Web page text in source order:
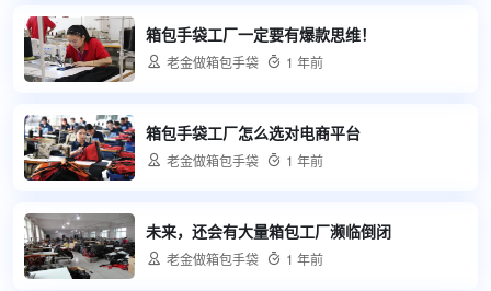
箱包手袋工厂一定要有爆款思维！
 老金做箱包手袋  1 年前
箱包手袋工厂怎么选对电商平台
 老金做箱包手袋  1 年前
未来，还会有大量箱包工厂濒临倒闭
 老金做箱包手袋  1 年前